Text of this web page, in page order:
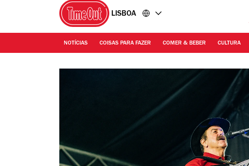
LISBOA
NOTÍCIAS COISAS PARA FAZER COMER & BEBER CULTURA